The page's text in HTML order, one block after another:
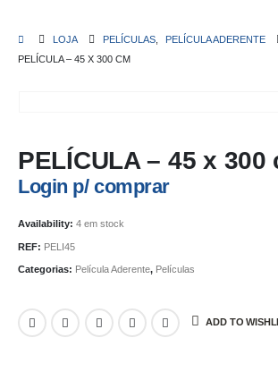
LOJA PELÍCULAS
PELÍCULA ADERENTE
PELÍCULA – 45 X 300 CM
PELÍCULA – 45 x 300
Login p/ comprar
Availability: 4 em stock
REF: PELI45
Categorias: Película Aderente, Películas
ADD TO